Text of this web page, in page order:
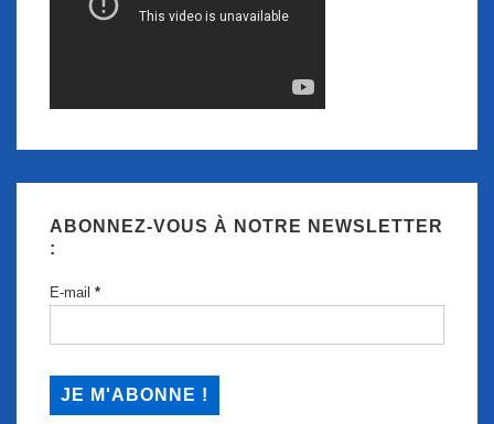
ABONNEZ-VOUS À NOTRE NEWSLETTER
:
E-mail *